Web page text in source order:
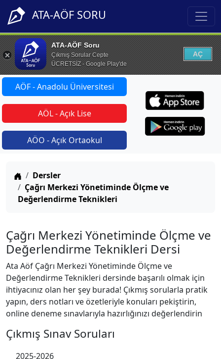
ATA-AÖF SORU
ATA-AÖF Soru
Çıkmış Sorular Cepte
ÜCRETSİZ - Google Play'de
AÇ
AÖF - Anadolu Üniversitesi
AÖL - Açık Lise
AÖO - Açık Ortaokul
Anasayfa
Dersler
Çağrı Merkezi Yönetiminde Ölçme ve
Değerlendirme Teknikleri
Çağrı Merkezi Yönetiminde Ölçme ve
Değerlendirme Teknikleri Dersi
Ata Aöf Çağrı Merkezi Yönetiminde Ölçme ve
Değerlendirme Teknikleri dersinde başarılı olmak için
ihtiyacınız olan her şey burada! Çıkmış sorularla pratik
yapın, ders notları ve özetleriyle konuları pekiştirin,
online deneme sınavlarıyla hazırlığınızı değerlendirin
Çıkmış Sınav Soruları
2025-2026